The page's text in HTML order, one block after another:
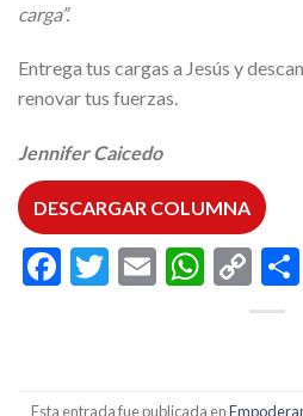
carga”.
Entrega tus cargas a Jesús y
renovar tus fuerzas.
Jennifer Caicedo
DESCARGAR COLUMNA
Facebook
Twitter
Email
Link
Esta entrada fue publicada en